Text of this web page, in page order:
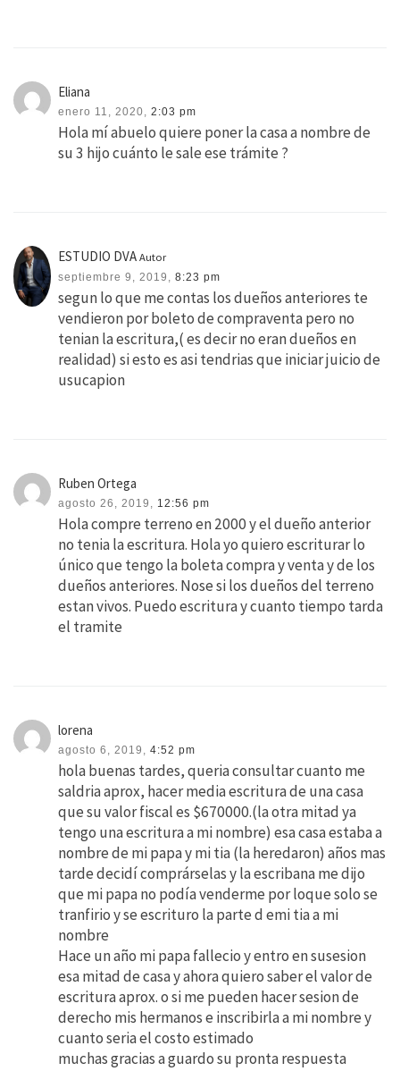
Eliana
enero 11, 2020, 2:03 pm
Hola mí abuelo quiere poner la casa a nombre de
su 3 hijo cuánto le sale ese trámite ?
ESTUDIO DVA Autor
septiembre 9, 2019, 8:23 pm
segun lo que me contas los dueños anteriores te
vendieron por boleto de compraventa pero no
tenian la escritura,( es decir no eran dueños en
realidad) si esto es asi tendrias que iniciar juicio de
usucapion
Ruben Ortega
agosto 26, 2019, 12:56 pm
Hola compre terreno en 2000 y el dueño anterior
no tenia la escritura. Hola yo quiero escriturar lo
único que tengo la boleta compra y venta y de los
dueños anteriores. Nose si los dueños del terreno
estan vivos. Puedo escritura y cuanto tiempo tarda
el tramite
lorena
agosto 6, 2019, 4:52 pm
hola buenas tardes, queria consultar cuanto me
saldria aprox, hacer media escritura de una casa
que su valor fiscal es $670000.(la otra mitad ya
tengo una escritura a mi nombre) esa casa estaba a
nombre de mi papa y mi tia (la heredaron) años mas
tarde decidí comprárselas y la escribana me dijo
que mi papa no podía venderme por loque solo se
tranfirio y se escrituro la parte d emi tia a mi
nombre
Hace un año mi papa fallecio y entro en susesion
esa mitad de casa y ahora quiero saber el valor de
escritura aprox. o si me pueden hacer sesion de
derecho mis hermanos e inscribirla a mi nombre y
cuanto seria el costo estimado
muchas gracias a guardo su pronta respuesta